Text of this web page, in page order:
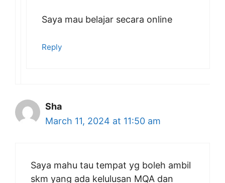
Saya mau belajar secara online
Reply
Sha
March 11, 2024 at 11:50 am
Saya mahu tau tempat yg boleh ambil
skm yang ada kelulusan MQA dan